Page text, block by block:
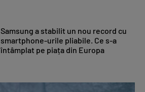
Samsung a stabilit un nou record cu
smartphone-urile pliabile. Ce s-a
întâmplat pe piața din Europa